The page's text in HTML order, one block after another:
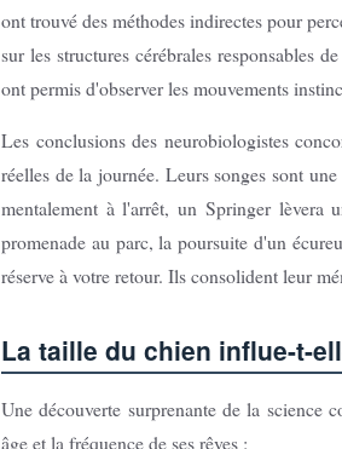
ont trouvé des méthodes indirectes pour
sur les structures cérébrales responsables
ont permis d'observer les mouvements
Les conclusions des neurobiologistes
réelles de la journée. Leurs songes sont
mentalement à l'arrêt, un Springer lèvera
promenade au parc, la poursuite d'un
réserve à votre retour. Ils consolident leur
La taille du chien influe-t-
Une découverte surprenante de la science
âge et la fréquence de ses rêves :